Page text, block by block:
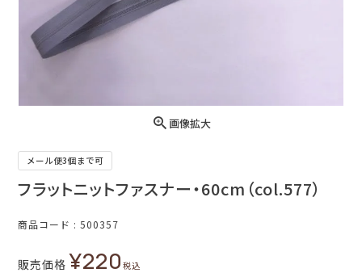
画像拡大
メール便3個まで可
フラットニットファスナー・60cm（col.577）
商品コード 500357
販売価格 ¥220税込